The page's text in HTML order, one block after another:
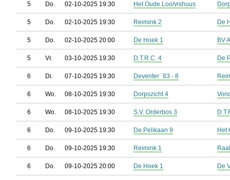
5 Do. 02-10-2025 19:30 Het Oude Loo/vishuus
5 Do. 02-10-2025 19:30 Reimink 2 De
5 Do. 02-10-2025 20:00 De Hoek 1 BV
5 Vr. 03-10-2025 19:30 D.T.R.C. 4 De
6 Di. 07-10-2025 19:30 Deventer `83 - 8
6 Wo. 08-10-2025 19:30 Dorpszicht 4
6 Wo. 08-10-2025 19:30 S.V. Orderbos 3
6 Do. 09-10-2025 19:30 De Pelikaan 9 Het
6 Do. 09-10-2025 19:30 Reimink 1
6 Do. 09-10-2025 20:00 De Hoek 1 De